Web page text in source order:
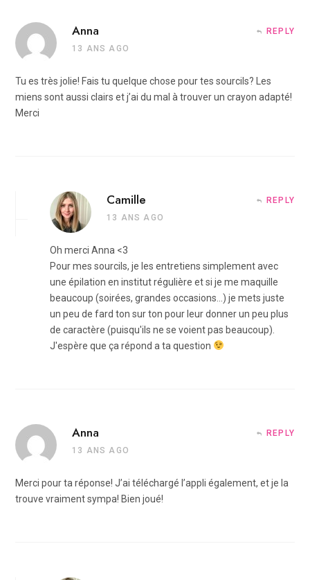
Anna
13 ANS AGO
REPLY
Tu es très jolie! Fais tu quelque chose pour tes sourcils? Les
miens sont aussi clairs et j’ai du mal à trouver un crayon adapté!
Merci
Camille
13 ANS AGO
REPLY
Oh merci Anna <3
Pour mes sourcils, je les entretiens simplement avec
une épilation en institut régulière et si je me maquille
beaucoup (soirées, grandes occasions…) je mets juste
un peu de fard ton sur ton pour leur donner un peu plus
de caractère (puisqu'ils ne se voient pas beaucoup).
J'espère que ça répond a ta question
Anna
13 ANS AGO
REPLY
Merci pour ta réponse! J’ai téléchargé l’appli également, et je la
trouve vraiment sympa! Bien joué!